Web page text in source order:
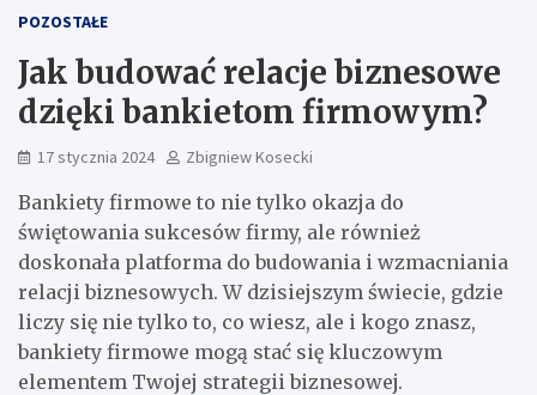
POZOSTAŁE
Jak budować relacje biznesowe
dzięki bankietom firmowym?
17 stycznia 2024 Zbigniew Kosecki
Bankiety firmowe to nie tylko okazja do
świętowania sukcesów firmy, ale również
doskonała platforma do budowania i wzmacniania
relacji biznesowych. W dzisiejszym świecie, gdzie
liczy się nie tylko to, co wiesz, ale i kogo znasz,
bankiety firmowe mogą stać się kluczowym
elementem Twojej strategii biznesowej.